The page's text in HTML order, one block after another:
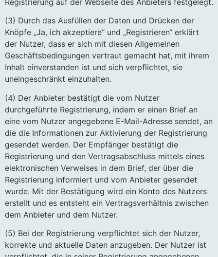
(3) Durch das Ausfüllen der Daten und Drücken der
Knöpfe „Ja, ich akzeptiere“ und „Registrieren“ erklärt
der Nutzer, dass er sich mit diesen Allgemeinen
Geschäftsbedingungen vertraut gemacht hat, mit ihrem
Inhalt einverstanden ist und sich verpflichtet, sie
uneingeschränkt einzuhalten.
(4) Der Anbieter bestätigt die vom Nutzer
durchgeführte Registrierung, indem er einen Brief an
eine vom Nutzer angegebene E-Mail-Adresse sendet, an
die die Informationen zur Aktivierung der Registrierung
gesendet werden. Der Empfänger bestätigt die
Registrierung und den Vertragsabschluss mittels eines
elektronischen Verweises in dem Brief, der über die
Registrierung informiert und vom Anbieter gesendet
wurde. Mit der Bestätigung wird ein Konto des Nutzers
erstellt und es entsteht ein Vertragsverhältnis zwischen
dem Anbieter und dem Nutzer.
(5) Bei der Registrierung verpflichtet sich der Nutzer,
korrekte und aktuelle Daten anzugeben. Der Nutzer ist